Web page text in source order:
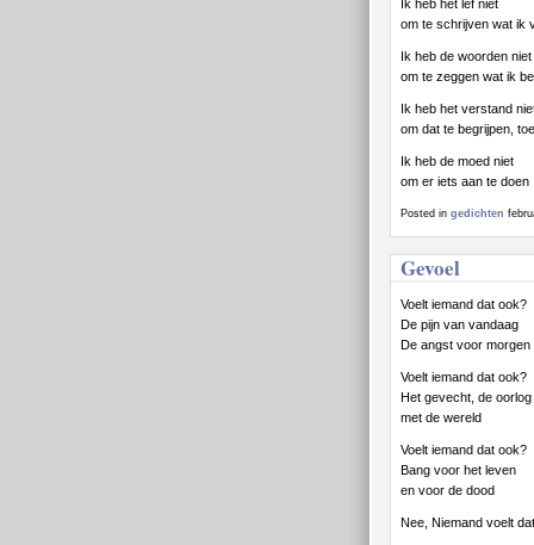
Ik heb het lef niet
om te schrijven wat ik
Ik heb de woorden niet
om te zeggen wat ik
Ik heb het verstand
om dat te begrijpen,
Ik heb de moed niet
om er iets aan te doen
Posted in gedichten
Gevoel
Voelt iemand dat ook?
De pijn van vandaag
De angst voor morgen
Voelt iemand dat ook?
Het gevecht, de oorlog
met de wereld
Voelt iemand dat ook?
Bang voor het leven
en voor de dood
Nee, Niemand voelt